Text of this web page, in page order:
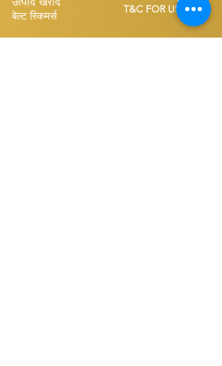
बेल्ट स्किमर्स
T&C FOR USE